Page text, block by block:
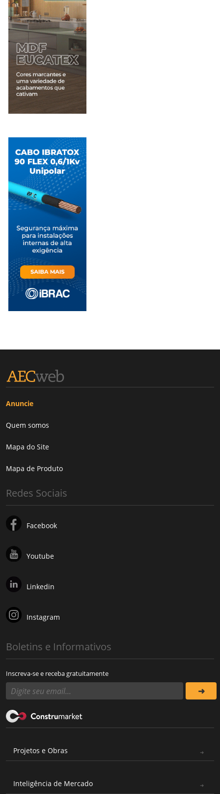
Anuncie
Quem somos
Mapa do Site
Mapa de Produto
Redes Sociais
Facebook
Youtube
Linkedin
Instagram
Boletins e Informativos
Inscreva-se e receba gratuitamente
Projetos e Obras
Inteligência de Mercado